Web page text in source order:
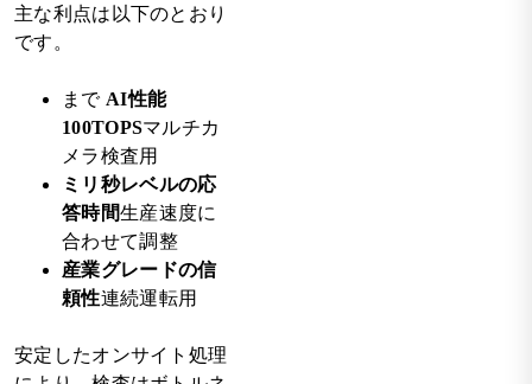
主な利点は以下のとおり
です。
まで AI性能
100TOPSマルチカ
メラ検査用
ミリ秒レベルの応
答時間生産速度に
合わせて調整
産業グレードの信
頼性連続運転用
安定したオンサイト処理